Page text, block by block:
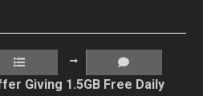
Giving 1.5GB Free Daily